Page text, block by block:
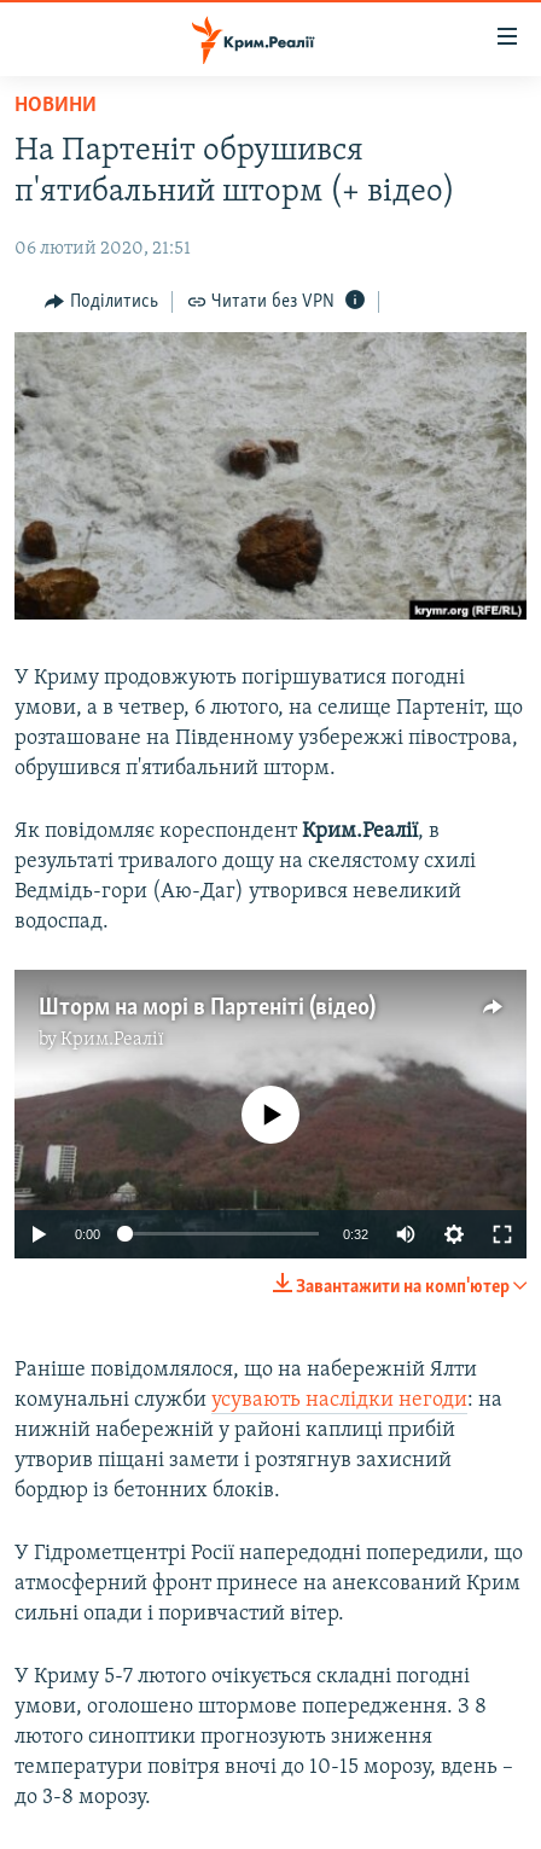
Перейти
основного
матеріалу
до
навігації
Перейти
до
пошуку
ВОДА.КРИМ
ПОЛІТИКА
БЛОГИ
ПОГЛЯД
ІНТЕРВ'Ю
ВСЕ ЗА ДЕНЬ
СПЕЦПРОЕКТИ
ДЕПОРТАЦІЯ
ВІДЕОУРОКИ «ELIFBE»
СВІДЧЕННЯ ОКУПАЦІЇ
ІНФОГРАФІКА
ЯК ОБІЙТИ БЛОКУВАННЯ
Русский
Qırımtatar
ДОЛУЧАЙСЯ!
НОВИНИ
На Партеніт обрушився
п'ятибальний шторм (+ відео)
06 лютий 2020, 21:51
Поділитись Читати без VPN
У Криму продовжують погіршуватися погодні
умови, а в четвер, 6 лютого, на селище Партеніт, що
розташоване на Південному узбережжі півострова,
обрушився п'ятибальний шторм.
Як повідомляє кореспондентКрим.Реалії, в
результаті тривалого дощу на скелястому схилі
Ведмідь-гори (Аю-Даг) утворився невеликий
водоспад.
Шторм на морі в Партеніті (відео)
byКрим.Реалії
1080p
No media source currently available
0:00 0:32
1080p
Завантажити на комп'ютер
Раніше повідомлялося, що на набережній Ялти
комунальні служби усувають наслідки негоди: на
нижній набережній у районі каплиці прибій
утворив піщані замети і розтягнув захисний
бордюр із бетонних блоків.
У Гідрометцентрі Росії напередодні попередили, що
атмосферний фронт принесе на анексований Крим
сильні опади і поривчастий вітер.
У Криму 5-7 лютого очікується складні погодні
умови, оголошено штормове попередження. З 8
лютого синоптики прогнозують зниження
температури повітря вночі до 10-15 морозу, вдень –
до 3-8 морозу.